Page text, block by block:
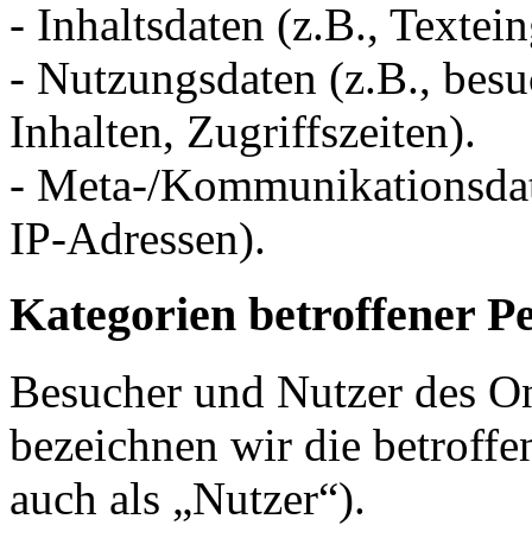
- Inhaltsdaten (z.B.,
- Nutzungsdaten (z.B.,
Inhalten, Zugriffszeiten).
- Meta-/
IP-Adressen).
Kategorien betroffener
Besucher und Nutzer des
bezeichnen wir die
auch als „Nutzer“).